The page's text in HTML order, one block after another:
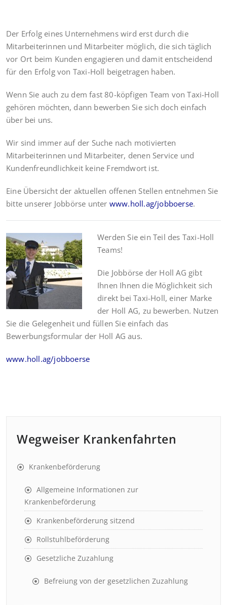
Der Erfolg eines Unternehmens wird erst durch die
Mitarbeiterinnen und Mitarbeiter möglich, die sich täglich
vor Ort beim Kunden engagieren und damit entscheidend
für den Erfolg von Taxi-Holl beigetragen haben.
Wenn Sie auch zu dem fast 80-köpfigen Team von Taxi-Holl
gehören möchten, dann bewerben Sie sich doch einfach
über bei uns.
Wir sind immer auf der Suche nach motivierten
Mitarbeiterinnen und Mitarbeiter, denen Service und
Kundenfreundlichkeit keine Fremdwort ist.
Eine Übersicht der aktuellen offenen Stellen entnehmen Sie
bitte unserer Jobbörse unter www.holl.ag/jobboerse.
Werden Sie ein Teil des Taxi-Holl
Teams!
Die Jobbörse der Holl AG gibt
Ihnen Ihnen die Möglichkeit sich
direkt bei Taxi-Holl, einer Marke
der Holl AG, zu bewerben. Nutzen
Sie die Gelegenheit und füllen Sie einfach das
Bewerbungsformular der Holl AG aus.
www.holl.ag/jobboerse
Wegweiser Krankenfahrten
Krankenbeförderung
Allgemeine Informationen zur
Krankenbeförderung
Krankenbeförderung sitzend
Rollstuhlbeförderung
Gesetzliche Zuzahlung
Befreiung von der gesetzlichen Zuzahlung